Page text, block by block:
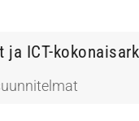
ja ICT-